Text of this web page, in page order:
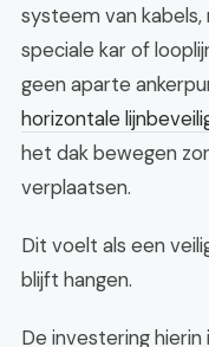
systeem van
speciale kar of
geen aparte
horizontale
het dak bewegen
verplaatsen.
Dit voelt als een
blijft hangen.
De investering hierin